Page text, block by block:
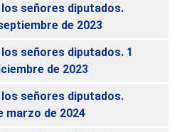
señores diputados.
de 2023
señores diputados. 1
de 2023
señores diputados.
marzo de 2024